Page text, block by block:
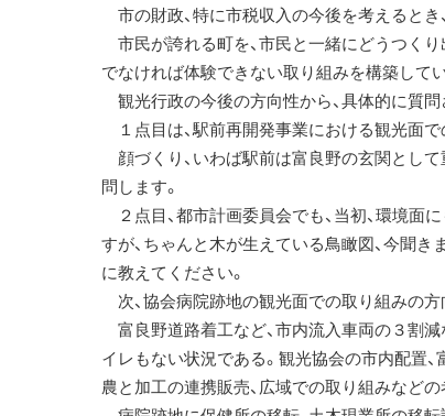
市の財政、特に市税収入の今後を考えるとき
市民が誇れる町を、市民と一緒にどうつく
でなければ体験できない取り組みを構築して
観光行政の今後の方向性から、具体的に質問
１点目は、駅前再開発事業における観光面で
顔づくり、いわば駅前は富良野の玄関として
問します。
２点目、都市計画委員会でも、当初、環境面
すが、ちゃんと木が生えている鳥瞰図、今聞
に教えてください。
次、協会病院跡地の観光面での取り組みの方
富良野道路着工など、市内流入車両の３割減
イレもない状況である。観光協会の市内配置
農と加工の連携販売、広域での取り組みなど